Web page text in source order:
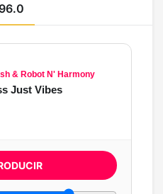
& Robot N' Harmony
Just Vibes